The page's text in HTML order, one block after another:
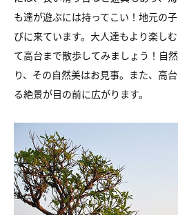
も達が遊ぶには持ってこい！地元の
びに来ています。 大人達もより楽し
て高台まで散歩してみましょう！ 自
り、その自然美はお見事。 また、高
る絶景が目の前に広がります。